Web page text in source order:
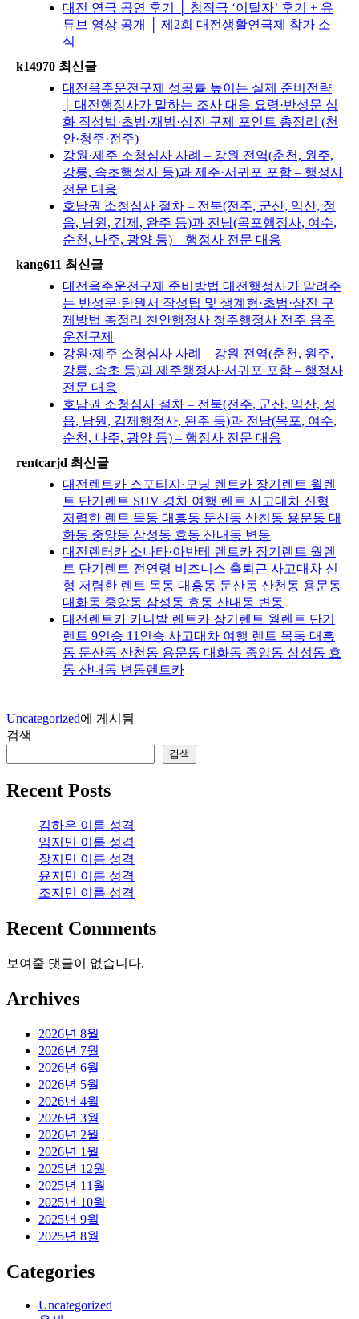
대전 연극 공연 후기 │ 창작극 ‘이탈자’ 후기 + 유
튜브 영상 공개 │ 제2회 대전생활연극제 참가 소
식
k14970 최신글
대전음주운전구제 성공률 높이는 실제 준비전략
│ 대전행정사가 말하는 조사 대응 요령·반성문 심
화 작성법·초범·재범·삼진 구제 포인트 총정리 (천
안·청주·전주)
강원·제주 소청심사 사례 – 강원 전역(춘천, 원주,
강릉, 속초행정사 등)과 제주·서귀포 포함 – 행정사
전문 대응
호남권 소청심사 절차 – 전북(전주, 군산, 익산, 정
읍, 남원, 김제, 완주 등)과 전남(목포행정사, 여수,
순천, 나주, 광양 등) – 행정사 전문 대응
kang611 최신글
대전음주운전구제 준비방법 대전행정사가 알려주
는 반성문·탄원서 작성팁 및 생계형·초범·삼진 구
제방법 총정리 천안행정사 청주행정사 전주 음주
운전구제
강원·제주 소청심사 사례 – 강원 전역(춘천, 원주,
강릉, 속초 등)과 제주행정사·서귀포 포함 – 행정사
전문 대응
호남권 소청심사 절차 – 전북(전주, 군산, 익산, 정
읍, 남원, 김제행정사, 완주 등)과 전남(목포, 여수,
순천, 나주, 광양 등) – 행정사 전문 대응
rentcarjd 최신글
대전렌트카 스포티지·모닝 렌트카 장기렌트 월렌
트 단기렌트 SUV 경차 여행 렌트 사고대차 신형
저렴한 렌트 목동 대흥동 둔산동 산천동 용문동 대
화동 중앙동 삼성동 효동 산내동 변동
대전렌터카 소나타·아반테 렌트카 장기렌트 월렌
트 단기렌트 전연령 비즈니스 출퇴근 사고대차 신
형 저렴한 렌트 목동 대흥동 둔산동 산천동 용문동
대화동 중앙동 삼성동 효동 산내동 변동
대전렌트카 카니발 렌트카 장기렌트 월렌트 단기
렌트 9인승 11인승 사고대차 여행 렌트 목동 대흥
동 둔산동 산천동 용문동 대화동 중앙동 삼성동 효
동 산내동 변동렌트카
Uncategorized에 게시됨
검색
검색
Recent Posts
김하은 이름 성격
임지민 이름 성격
장지민 이름 성격
윤지민 이름 성격
조지민 이름 성격
Recent Comments
보여줄 댓글이 없습니다.
Archives
2026년 8월
2026년 7월
2026년 6월
2026년 5월
2026년 4월
2026년 3월
2026년 2월
2026년 1월
2025년 12월
2025년 11월
2025년 10월
2025년 9월
2025년 8월
Categories
Uncategorized